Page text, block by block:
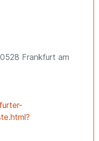
Frankfurt am